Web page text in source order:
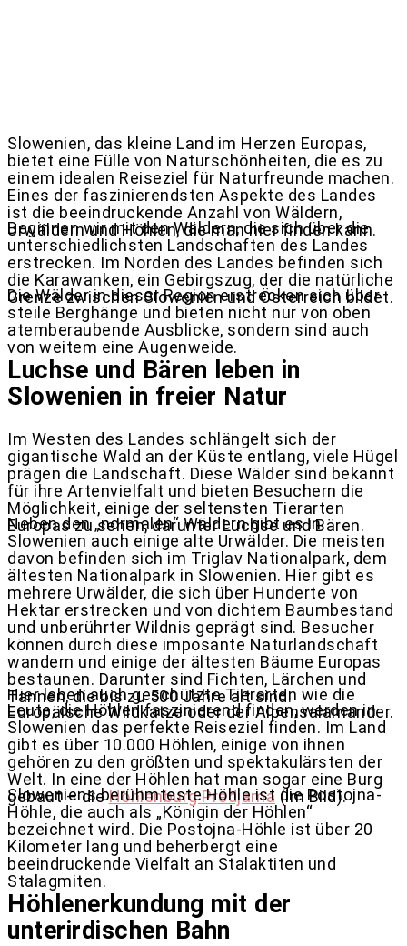
Slowenien, das kleine Land im Herzen Europas,
bietet eine Fülle von Naturschönheiten, die es zu
einem idealen Reiseziel für Naturfreunde machen.
Eines der faszinierendsten Aspekte des Landes
ist die beeindruckende Anzahl von Wäldern,
Urwäldern und Höhlen, die man hier finden kann.
Beginnen wir mit den Wäldern, die sich über die
unterschiedlichsten Landschaften des Landes
erstrecken. Im Norden des Landes befinden sich
die Karawanken, ein Gebirgszug, der die natürliche
Grenze zwischen Slowenien und Österreich bildet.
Die Wälder in dieser Region erstrecken sich über
steile Berghänge und bieten nicht nur von oben
atemberaubende Ausblicke, sondern sind auch
von weitem eine Augenweide.
Luchse und Bären leben in
Slowenien in freier Natur
Im Westen des Landes schlängelt sich der
gigantische Wald an der Küste entlang, viele Hügel
prägen die Landschaft. Diese Wälder sind bekannt
für ihre Artenvielfalt und bieten Besuchern die
Möglichkeit, einige der seltensten Tierarten
Europas zu sehen, darunter Luchse und Bären.
Neben den „normalen“ Wäldern gibt es in
Slowenien auch einige alte Urwälder. Die meisten
davon befinden sich im Triglav Nationalpark, dem
ältesten Nationalpark in Slowenien. Hier gibt es
mehrere Urwälder, die sich über Hunderte von
Hektar erstrecken und von dichtem Baumbestand
und unberührter Wildnis geprägt sind. Besucher
können durch diese imposante Naturlandschaft
wandern und einige der ältesten Bäume Europas
bestaunen. Darunter sind Fichten, Lärchen und
Tannen, die bis zu 500 Jahre alt sind.
Hier leben auch geschützte Tierarten wie die
Europäische Wildkatze oder der Alpensalamander.
Leute, die Höhlen faszinierend finden, werden in
Slowenien das perfekte Reiseziel finden. Im Land
gibt es über 10.000 Höhlen, einige von ihnen
gehören zu den größten und spektakulärsten der
Welt. In eine der Höhlen hat man sogar eine Burg
gebaut – dieHöhlenburg Predjama (im Bild).
Sloweniens berühmteste Höhle ist die Postojna-
Höhle, die auch als „Königin der Höhlen“
bezeichnet wird. Die Postojna-Höhle ist über 20
Kilometer lang und beherbergt eine
beeindruckende Vielfalt an Stalaktiten und
Stalagmiten.
Höhlenerkundung mit der
unterirdischen Bahn